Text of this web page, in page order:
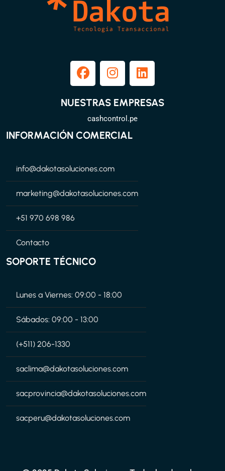
NUESTRAS EMPRESAS
cashcontrol.pe
INFORMACIÓN COMERCIAL
info@dakotasoluciones.com
marketing@dakotasoluciones.com
+51 970 698 986
Contacto
SOPORTE TÉCNICO
Lunes a Viernes: 09:00 - 18:00
Sábados: 09:00 - 13:00
(+511) 206-1330
saclima@dakotasoluciones.com
sacprovincia@dakotasoluciones.com
sacperu@dakotasoluciones.com